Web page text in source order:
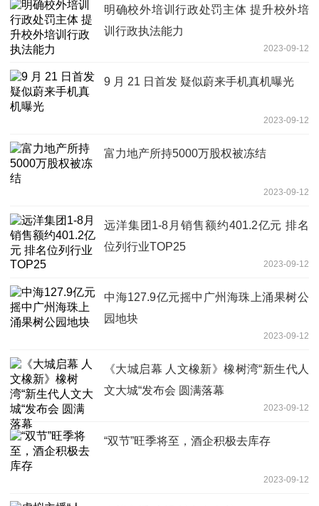
明确校外培训行政处罚主体 提升校外培
训行政执法能力
2023-09-12
9 月 21 日首发 疑似蔚来手机真机曝光
2023-09-12
富力地产所持5000万股权被冻结
2023-09-12
远洋集团1-8月销售额约401.2亿元 排名
位列行业TOP25
2023-09-12
中海127.9亿元摇中广州海珠上涌果树公
园地块
2023-09-12
《大城启幕 人文橡新》橡树湾“新生代人
文大城“发布会 圆满落幕
2023-09-12
“双节”旺季将至，酒企积极去库存
2023-09-12